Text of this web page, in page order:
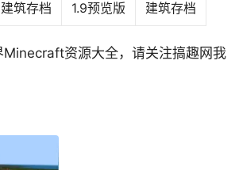
建筑存档 1.9预览版 建筑存档
Minecraft资源大全，请关注搞趣网我